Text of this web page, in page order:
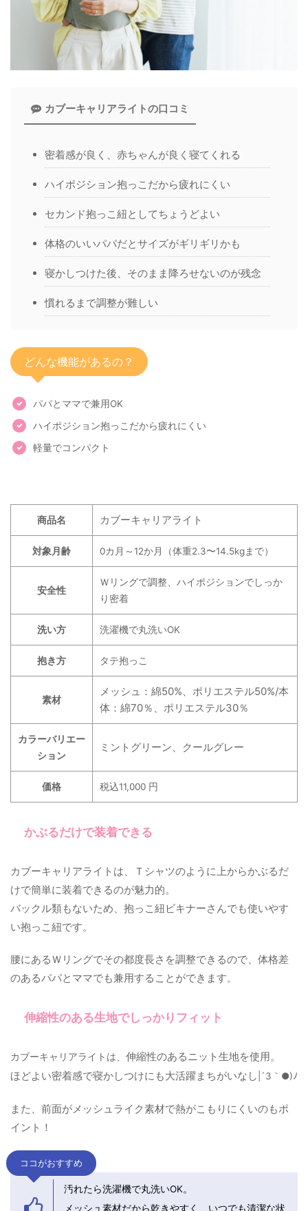
カブーキャリアライトの口コミ
密着感が良く、赤ちゃんが良く寝てくれる
ハイポジション抱っこだから疲れにくい
セカンド抱っこ紐としてちょうどよい
体格のいいパパだとサイズがギリギリかも
寝かしつけた後、そのまま降ろせないのが残念
慣れるまで調整が難しい
どんな機能があるの？
パパとママで兼用OK
ハイポジション抱っこだから疲れにくい
軽量でコンパクト
商品名 カブーキャリアライト
対象月齢 0カ月～12か月（体重2.3〜14.5kgまで）
安全性
Ｗリングで調整、ハイポジションでしっか
り密着
洗い方 洗濯機で丸洗いOK
抱き方 タテ抱っこ
素材
メッシュ：綿50%、ポリエステル50%/本
体：綿70％、ポリエステル30％
カラーバリエー
ション
ミントグリーン、クールグレー
価格 税込11,000 円
かぶるだけで装着できる
カブーキャリアライトは、Ｔシャツのように上からかぶるだ
けで簡単に装着できるのが魅力的。
バックル類もないため、抱っこ紐ビキナーさんでも使いやす
い抱っこ紐です。
腰にあるＷリングでその都度長さを調整できるので、体格差
のあるパパとママでも兼用することができます。
伸縮性のある生地でしっかりフィット
カブーキャリアライトは、 伸縮性のあるニット生地を使用。
ほどよい密着感で寝かしつけにも大活躍まちがいなし |´З｀●)ﾉ
また、前面がメッシュライク素材で熱がこもりにくいのもポ
イント！
ココがおすすめ
汚れたら洗濯機で丸洗いOK。
メッシュ素材だから乾きやすく、いつでも清潔な状